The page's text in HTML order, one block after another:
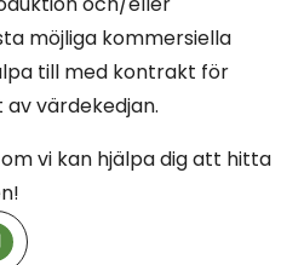
möjliga kommersiella
till med kontrakt för
värdekedjan.
vi kan hjälpa dig att hitta